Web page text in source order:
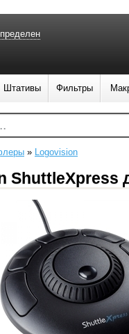
» Logovision
ShuttleXpress
Штативы Фильтры